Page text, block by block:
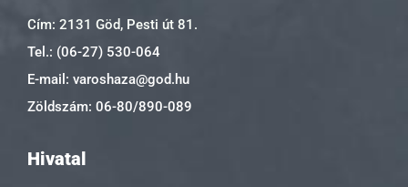
Cím: 2131 Göd, Pesti út 81.
Tel.: (06-27) 530-064
E-mail: varoshaza@god.hu
Zöldszám: 06-80/890-089
Hivatal